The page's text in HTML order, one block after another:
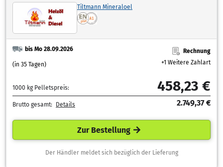
Tiltmann Mineraloel
bis Mo 28.09.2026
(in 35 Tagen)
Rechnung
+1 Weitere Zahlart
1000 kg Pelletspreis: 458,23 €
Brutto gesamt: Details 2.749,37 €
Zur Bestellung
Der Händler meldet sich bezüglich der Lieferung